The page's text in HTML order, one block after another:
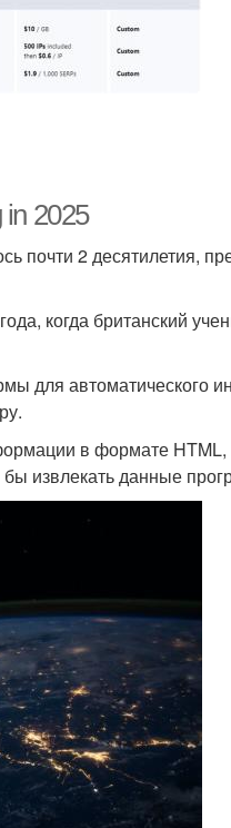
2025
почти 2 десятилетия,
когда британский
для автоматического
в формате HTML,
бы извлекать данные